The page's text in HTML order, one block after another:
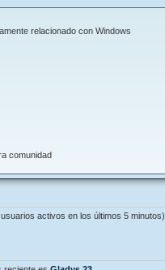
relacionado con Windows
comunidad
activos en los últimos 5 minutos)